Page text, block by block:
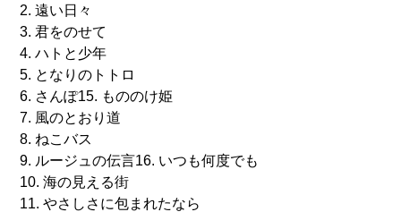
2. 遠い日々
3. 君をのせて
4. ハトと少年
5. となりのトトロ
6. さんぽ15. もののけ姫
7. 風のとおり道
8. ねこバス
9. ルージュの伝言16. いつも何度でも
10. 海の見える街
11. やさしさに包まれたなら